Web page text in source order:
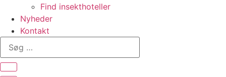
Find insekthoteller
Nyheder
Kontakt
Søg